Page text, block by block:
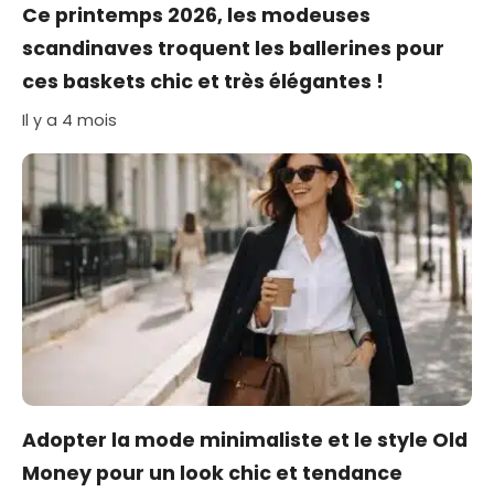
Ce printemps 2026, les modeuses
scandinaves troquent les ballerines pour
ces baskets chic et très élégantes !
Il y a 4 mois
Adopter la mode minimaliste et le style Old
Money pour un look chic et tendance